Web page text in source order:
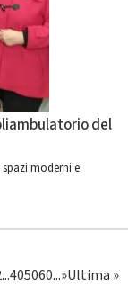
del
moderni e
...405060...»Ultima »